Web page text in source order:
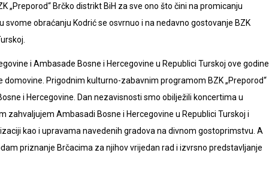
„Preporod“ Brčko distrikt BiH za sve ono što čini na promicanju
svome obraćanju Kodrić se osvrnuo i na nedavno gostovanje BZK
i Ambasade Bosne i Hercegovine u Republici Turskoj ove godine
Prigodnim kulturno-zabavnim programom BZK „Preporod“
i Hercegovine. Dan nezavisnosti smo obilježili koncertima u
zahvaljujem Ambasadi Bosne i Hercegovine u Republici Turskoj i
kao i upravama navedenih gradova na divnom gostoprimstvu. A
priznanje Brčacima za njihov vrijedan rad i izvrsno predstavljanje